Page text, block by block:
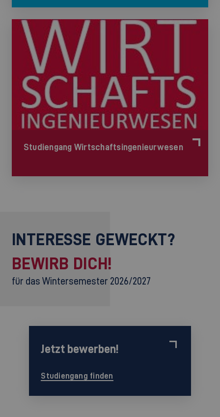
Studiengang Wirtschaftsingenieurwesen
INTERESSE GEWECKT?
BEWIRB DICH!
für das Wintersemester 2026/2027
Jetzt bewerben!
Studiengang finden